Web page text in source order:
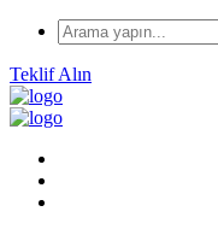
Teklif Alın